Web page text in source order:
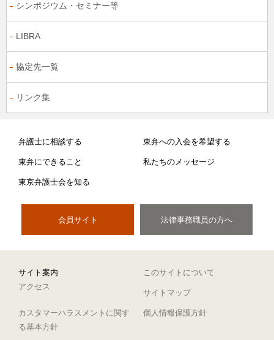
シンポジウム・セミナー等
LIBRA
協定先一覧
リンク集
弁護士に相談する 東弁への入会を希望する
東弁にできること 私たちのメッセージ
東京弁護士会を知る
会員サイト 法律事務職員の方へ
サイト案内
このサイトについて
アクセス
サイトマップ
カスタマーハラスメントに関す
る基本方針
個人情報保護方針